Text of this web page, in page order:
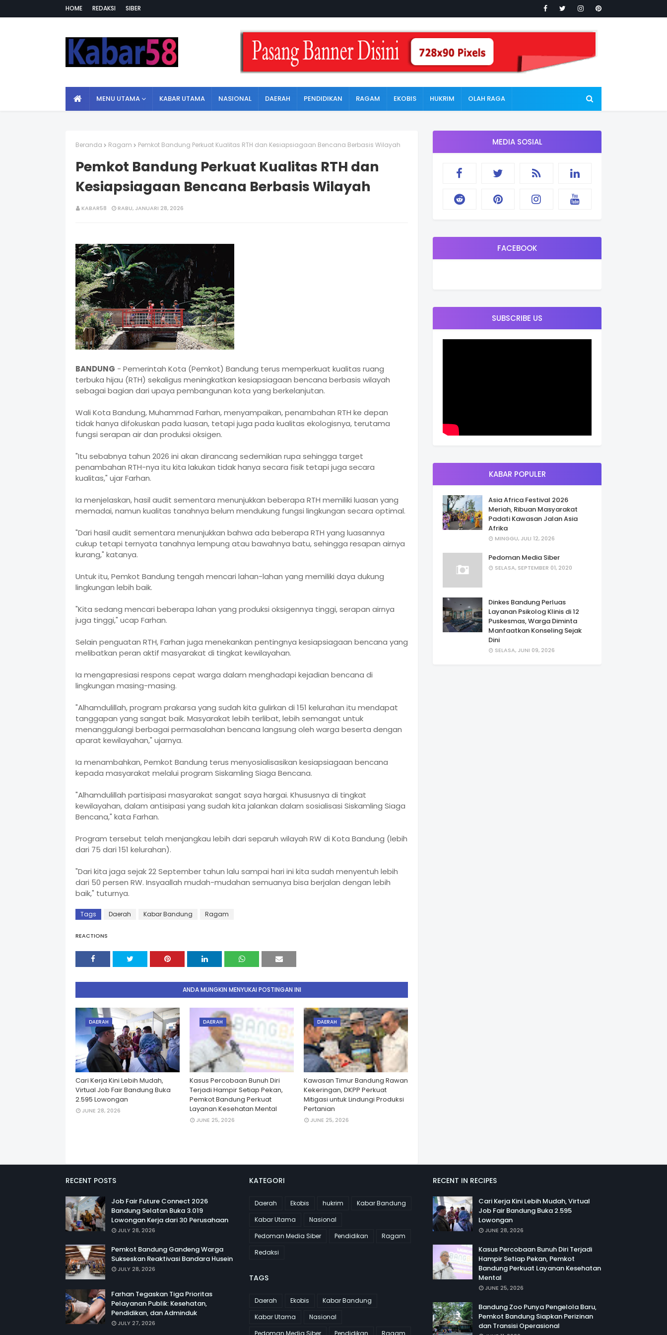
HOME REDAKSI SIBER
MENU UTAMA KABAR UTAMA NASIONAL DAERAH PENDIDIKAN RAGAM EKOBIS HUKRIM OLAH RAGA
Beranda Ragam Pemkot Bandung Perkuat Kualitas RTH dan Kesiapsiagaan Bencana Berbasis Wilayah
Pemkot Bandung Perkuat Kualitas RTH dan
Kesiapsiagaan Bencana Berbasis Wilayah
KABAR58 RABU, JANUARI 28, 2026
BANDUNG - Pemerintah Kota (Pemkot) Bandung terus memperkuat kualitas ruang
terbuka hijau (RTH) sekaligus meningkatkan kesiapsiagaan bencana berbasis wilayah
sebagai bagian dari upaya pembangunan kota yang berkelanjutan.
Wali Kota Bandung, Muhammad Farhan, menyampaikan, penambahan RTH ke depan
tidak hanya difokuskan pada luasan, tetapi juga pada kualitas ekologisnya, terutama
fungsi serapan air dan produksi oksigen.
"Itu sebabnya tahun 2026 ini akan dirancang sedemikian rupa sehingga target
penambahan RTH-nya itu kita lakukan tidak hanya secara fisik tetapi juga secara
kualitas," ujar Farhan.
Ia menjelaskan, hasil audit sementara menunjukkan beberapa RTH memiliki luasan yang
memadai, namun kualitas tanahnya belum mendukung fungsi lingkungan secara optimal.
"Dari hasil audit sementara menunjukkan bahwa ada beberapa RTH yang luasannya
cukup tetapi ternyata tanahnya lempung atau bawahnya batu, sehingga resapan airnya
kurang," katanya.
Untuk itu, Pemkot Bandung tengah mencari lahan-lahan yang memiliki daya dukung
lingkungan lebih baik.
"Kita sedang mencari beberapa lahan yang produksi oksigennya tinggi, serapan airnya
juga tinggi," ucap Farhan.
Selain penguatan RTH, Farhan juga menekankan pentingnya kesiapsiagaan bencana yang
melibatkan peran aktif masyarakat di tingkat kewilayahan.
Ia mengapresiasi respons cepat warga dalam menghadapi kejadian bencana di
lingkungan masing-masing.
"Alhamdulillah, program prakarsa yang sudah kita gulirkan di 151 kelurahan itu mendapat
tanggapan yang sangat baik. Masyarakat lebih terlibat, lebih semangat untuk
menanggulangi berbagai permasalahan bencana langsung oleh warga beserta dengan
aparat kewilayahan," ujarnya.
Ia menambahkan, Pemkot Bandung terus menyosialisasikan kesiapsiagaan bencana
kepada masyarakat melalui program Siskamling Siaga Bencana.
"Alhamdulillah partisipasi masyarakat sangat saya hargai. Khususnya di tingkat
kewilayahan, dalam antisipasi yang sudah kita jalankan dalam sosialisasi Siskamling Siaga
Bencana," kata Farhan.
Program tersebut telah menjangkau lebih dari separuh wilayah RW di Kota Bandung (lebih
dari 75 dari 151 kelurahan).
"Dari kita jaga sejak 22 September tahun lalu sampai hari ini kita sudah menyentuh lebih
dari 50 persen RW. Insyaallah mudah-mudahan semuanya bisa berjalan dengan lebih
baik," tuturnya.
Tags Daerah Kabar Bandung Ragam
REACTIONS
ANDA MUNGKIN MENYUKAI POSTINGAN INI
DAERAH
Cari Kerja Kini Lebih Mudah,
Virtual Job Fair Bandung Buka
2.595 Lowongan
JUNE 28, 2026
DAERAH
Kasus Percobaan Bunuh Diri
Terjadi Hampir Setiap Pekan,
Pemkot Bandung Perkuat
Layanan Kesehatan Mental
JUNE 25, 2026
DAERAH
Kawasan Timur Bandung Rawan
Kekeringan, DKPP Perkuat
Mitigasi untuk Lindungi Produksi
Pertanian
JUNE 25, 2026
MEDIA SOSIAL
FACEBOOK
SUBSCRIBE US
KABAR POPULER
Asia Africa Festival 2026
Meriah, Ribuan Masyarakat
Padati Kawasan Jalan Asia
Afrika
MINGGU, JULI 12, 2026
Pedoman Media Siber
SELASA, SEPTEMBER 01, 2020
Dinkes Bandung Perluas
Layanan Psikolog Klinis di 12
Puskesmas, Warga Diminta
Manfaatkan Konseling Sejak
Dini
SELASA, JUNI 09, 2026
RECENT POSTS
Job Fair Future Connect 2026
Bandung Selatan Buka 3.019
Lowongan Kerja dari 30 Perusahaan
JULY 28, 2026
Pemkot Bandung Gandeng Warga
Sukseskan Reaktivasi Bandara Husein
JULY 28, 2026
Farhan Tegaskan Tiga Prioritas
Pelayanan Publik: Kesehatan,
Pendidikan, dan Adminduk
JULY 27, 2026
KATEGORI
Daerah Ekobis hukrim
Kabar Bandung
Kabar Utama
Nasional
Pedoman Media Siber
Pendidikan
Ragam
Redaksi
TAGS
Daerah Ekobis
Kabar Bandung
Kabar Utama
Nasional
Pedoman Media Siber
Pendidikan Ragam
RECENT IN RECIPES
Cari Kerja Kini Lebih Mudah, Virtual
Job Fair Bandung Buka 2.595
Lowongan
JUNE 28, 2026
Kasus Percobaan Bunuh Diri Terjadi
Hampir Setiap Pekan, Pemkot
Bandung Perkuat Layanan Kesehatan
Mental
JUNE 25, 2026
Bandung Zoo Punya Pengelola Baru,
Pemkot Bandung Siapkan Perizinan
dan Transisi Operasional